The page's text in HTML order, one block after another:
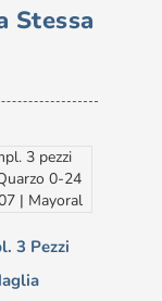
Stessa
3 Pezzi